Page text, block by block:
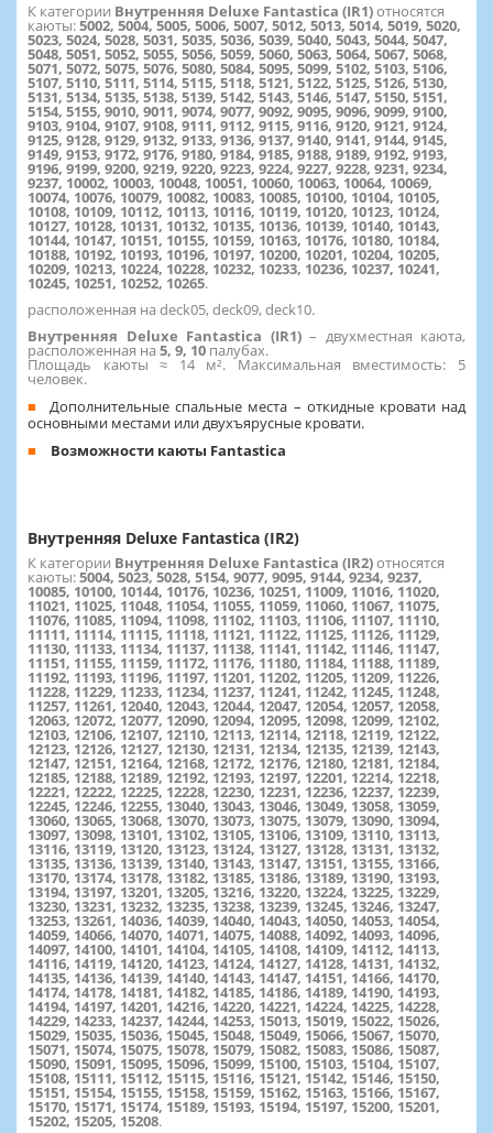
К категории Внутренняя Deluxe Fantastica (IR1)относятся
каюты:5002, 5004, 5005, 5006, 5007, 5012, 5013, 5014, 5019, 5020,
5023, 5024, 5028, 5031, 5035, 5036, 5039, 5040, 5043, 5044, 5047,
5048, 5051, 5052, 5055, 5056, 5059, 5060, 5063, 5064, 5067, 5068,
5071, 5072, 5075, 5076, 5080, 5084, 5095, 5099, 5102, 5103, 5106,
5107, 5110, 5111, 5114, 5115, 5118, 5121, 5122, 5125, 5126, 5130,
5131, 5134, 5135, 5138, 5139, 5142, 5143, 5146, 5147, 5150, 5151,
5154, 5155, 9010, 9011, 9074, 9077, 9092, 9095, 9096, 9099, 9100,
9103, 9104, 9107, 9108, 9111, 9112, 9115, 9116, 9120, 9121, 9124,
9125, 9128, 9129, 9132, 9133, 9136, 9137, 9140, 9141, 9144, 9145,
9149, 9153, 9172, 9176, 9180, 9184, 9185, 9188, 9189, 9192, 9193,
9196, 9199, 9200, 9219, 9220, 9223, 9224, 9227, 9228, 9231, 9234,
9237, 10002, 10003, 10048, 10051, 10060, 10063, 10064, 10069,
10074, 10076, 10079, 10082, 10083, 10085, 10100, 10104, 10105,
10108, 10109, 10112, 10113, 10116, 10119, 10120, 10123, 10124,
10127, 10128, 10131, 10132, 10135, 10136, 10139, 10140, 10143,
10144, 10147, 10151, 10155, 10159, 10163, 10176, 10180, 10184,
10188, 10192, 10193, 10196, 10197, 10200, 10201, 10204, 10205,
10209, 10213, 10224, 10228, 10232, 10233, 10236, 10237, 10241,
10245, 10251, 10252, 10265.
расположенная на deck05, deck09, deck10.
Внутренняя Deluxe Fantastica (IR1) – двухместная каюта,
расположенная на 5, 9, 10 палубах.
Площадь каюты ≈ 14 м². Максимальная вместимость: 5
человек.
Дополнительные спальные места – откидные кровати над
основными местами или двухъярусные кровати.
Возможности каюты Fantastica
Внутренняя Deluxe Fantastica (IR2)
К категории Внутренняя Deluxe Fantastica (IR2)относятся
каюты:5004, 5023, 5028, 5154, 9077, 9095, 9144, 9234, 9237,
10085, 10100, 10144, 10176, 10236, 10251, 11009, 11016, 11020,
11021, 11025, 11048, 11054, 11055, 11059, 11060, 11067, 11075,
11076, 11085, 11094, 11098, 11102, 11103, 11106, 11107, 11110,
11111, 11114, 11115, 11118, 11121, 11122, 11125, 11126, 11129,
11130, 11133, 11134, 11137, 11138, 11141, 11142, 11146, 11147,
11151, 11155, 11159, 11172, 11176, 11180, 11184, 11188, 11189,
11192, 11193, 11196, 11197, 11201, 11202, 11205, 11209, 11226,
11228, 11229, 11233, 11234, 11237, 11241, 11242, 11245, 11248,
11257, 11261, 12040, 12043, 12044, 12047, 12054, 12057, 12058,
12063, 12072, 12077, 12090, 12094, 12095, 12098, 12099, 12102,
12103, 12106, 12107, 12110, 12113, 12114, 12118, 12119, 12122,
12123, 12126, 12127, 12130, 12131, 12134, 12135, 12139, 12143,
12147, 12151, 12164, 12168, 12172, 12176, 12180, 12181, 12184,
12185, 12188, 12189, 12192, 12193, 12197, 12201, 12214, 12218,
12221, 12222, 12225, 12228, 12230, 12231, 12236, 12237, 12239,
12245, 12246, 12255, 13040, 13043, 13046, 13049, 13058, 13059,
13060, 13065, 13068, 13070, 13073, 13075, 13079, 13090, 13094,
13097, 13098, 13101, 13102, 13105, 13106, 13109, 13110, 13113,
13116, 13119, 13120, 13123, 13124, 13127, 13128, 13131, 13132,
13135, 13136, 13139, 13140, 13143, 13147, 13151, 13155, 13166,
13170, 13174, 13178, 13182, 13185, 13186, 13189, 13190, 13193,
13194, 13197, 13201, 13205, 13216, 13220, 13224, 13225, 13229,
13230, 13231, 13232, 13235, 13238, 13239, 13245, 13246, 13247,
13253, 13261, 14036, 14039, 14040, 14043, 14050, 14053, 14054,
14059, 14066, 14070, 14071, 14075, 14088, 14092, 14093, 14096,
14097, 14100, 14101, 14104, 14105, 14108, 14109, 14112, 14113,
14116, 14119, 14120, 14123, 14124, 14127, 14128, 14131, 14132,
14135, 14136, 14139, 14140, 14143, 14147, 14151, 14166, 14170,
14174, 14178, 14181, 14182, 14185, 14186, 14189, 14190, 14193,
14194, 14197, 14201, 14216, 14220, 14221, 14224, 14225, 14228,
14229, 14233, 14237, 14244, 14253, 15013, 15019, 15022, 15026,
15029, 15035, 15036, 15045, 15048, 15049, 15066, 15067, 15070,
15071, 15074, 15075, 15078, 15079, 15082, 15083, 15086, 15087,
15090, 15091, 15095, 15096, 15099, 15100, 15103, 15104, 15107,
15108, 15111, 15112, 15115, 15116, 15121, 15142, 15146, 15150,
15151, 15154, 15155, 15158, 15159, 15162, 15163, 15166, 15167,
15170, 15171, 15174, 15189, 15193, 15194, 15197, 15200, 15201,
15202, 15205, 15208.